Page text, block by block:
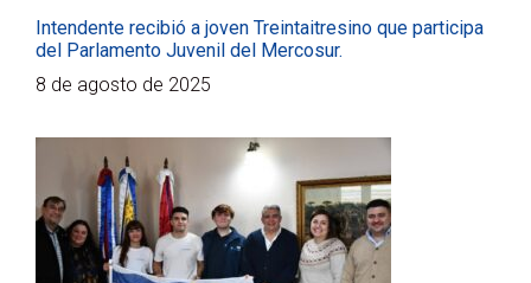
Intendente recibió a joven Treintaitresino que participa
del Parlamento Juvenil del Mercosur.
8 de agosto de 2025